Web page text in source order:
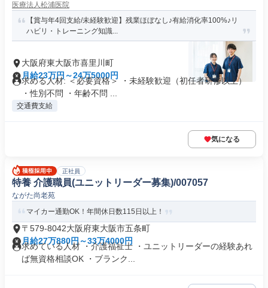
医療法人松浦医院
【賞与年4回支給/未経験歓迎】残業ほぼなし♪有給消化率100%♪リ
ハビリ・トレーニング知識...
大阪府東大阪市喜里川町
月給23万円～24万5000円
求める人材: ＜必要資格＞ ・未経験歓迎（初任者研修以上）
・性別不問 ・年齢不問 ...
交通費支給
気になる
正社員
特養 介護職員(ユニットリーダー募集)/007057
ながた尚老苑
マイカー通勤OK！年間休日数115日以上！
〒579-8042大阪府東大阪市五条町
月給27万880円～33万4000円
求めている人材 ・介護福祉士 ・ユニットリーダーの経験あれ
ば無資格相談OK ・ブランク...